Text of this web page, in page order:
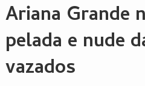
Ariana Grande
pelada e nude
vazados